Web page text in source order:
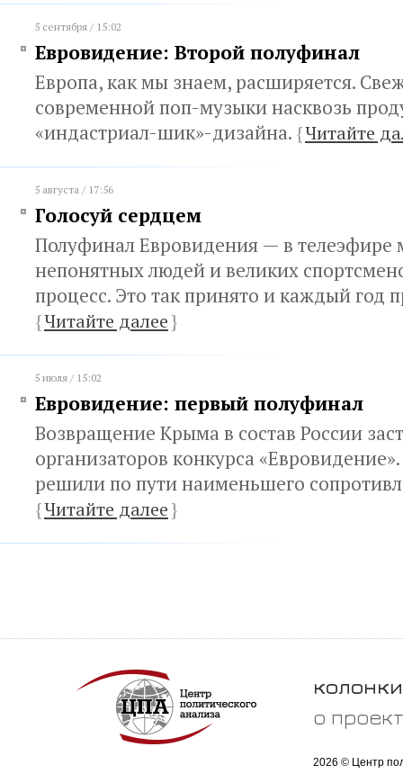
5 сентября / 15:02
Евровидение: Второй полуфинал
Европа, как мы знаем, расширяется.
современной поп-музыки насквозь
«индастриал-шик»-дизайна. {Читайте
5 августа / 17:56
Голосуй сердцем
Полуфинал Евровидения — в телеэфире
непонятных людей и великих
процесс. Это так принято и каждый год
{Читайте далее}
5 июля / 15:02
Евровидение: первый полуфинал
Возвращение Крыма в состав России
организаторов конкурса
решили по пути наименьшего
{Читайте далее}
колонки
о
2026 © Центр